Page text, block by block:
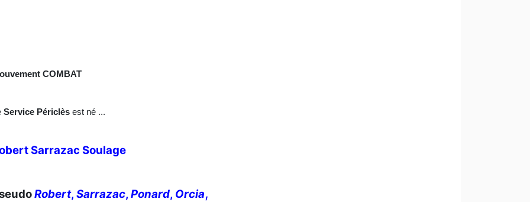
COMBAT
Service Périclès est né ...
Sarrazac Soulage
Robert,Sarrazac,Ponard, Orcia,